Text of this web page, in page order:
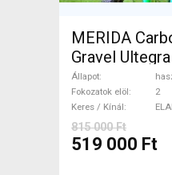
MERIDA
Gravel
CX tárcsafék
Állapot
Fokozatok elöl
2
Keres / Kínál
815 000 Ft
519 000 Ft